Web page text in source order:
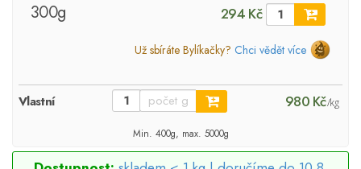
300g 294 Kč
Už sbíráte Bylíkačky? Chci vědět více
Vlastní 980 Kč/kg
Min. 400g, max. 5000g